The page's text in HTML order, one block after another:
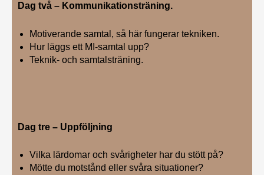
Dag två – Kommunikationsträning.
Motiverande samtal, så här fungerar tekniken.
Hur läggs ett MI-samtal upp?
Teknik- och samtalsträning.
Dag tre – Uppföljning
Vilka lärdomar och svårigheter har du stött på?
Mötte du motstånd eller svåra situationer?